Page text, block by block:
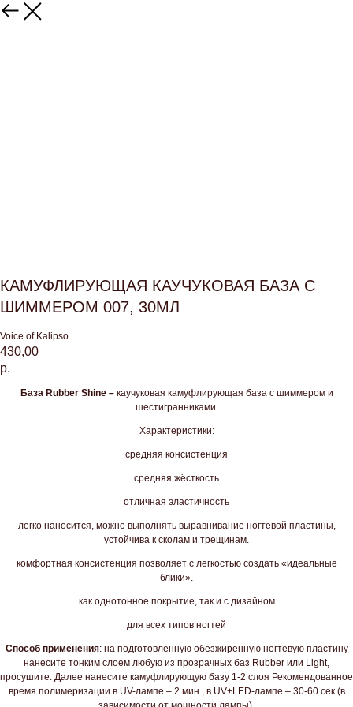
КАМУФЛИРУЮЩАЯ КАУЧУКОВАЯ БАЗА С
ШИММЕРОМ 007, 30МЛ
Voice of Kalipso
430,00
р.
База Rubber Shine –каучуковая камуфлирующая база с шиммером и
шестигранниками.
Характеристики:
средняя консистенция
средняя жёсткость
отличная эластичность
легко наносится, можно выполнять выравнивание ногтевой пластины,
устойчива к сколам и трещинам.
комфортная консистенция позволяет с легкостью создать «идеальные
блики».
как однотонное покрытие, так и с дизайном
для всех типов ногтей
Способ применения: на подготовленную обезжиренную ногтевую пластину
нанесите тонким слоем любую из прозрачных баз Rubber или Light,
просушите. Далее нанесите камуфлирующую базу 1-2 слоя Рекомендованное
время полимеризации в UV-лампе – 2 мин., в UV+LED-лампе – 30-60 сек (в